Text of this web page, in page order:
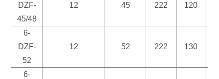
DZF-
45/48
12 45 222 120
6-
DZF-
52
12 52 222 130
6-